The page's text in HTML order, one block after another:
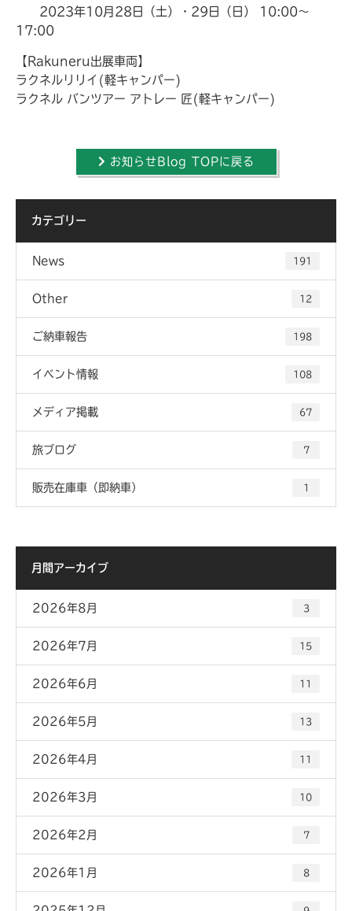
2023年10月28日（土）・29日（日） 10:00～
17:00
【Rakuneru出展車両】
ラクネルリリイ(軽キャンパー)
ラクネル バンツアー アトレー 匠(軽キャンパー)
お知らせBlog TOPに戻る
カテゴリー
News 191
Other 12
ご納車報告 198
イベント情報 108
メディア掲載 67
旅ブログ 7
販売在庫車（即納車） 1
月間アーカイブ
2026年8月 3
2026年7月 15
2026年6月 11
2026年5月 13
2026年4月 11
2026年3月 10
2026年2月 7
2026年1月 8